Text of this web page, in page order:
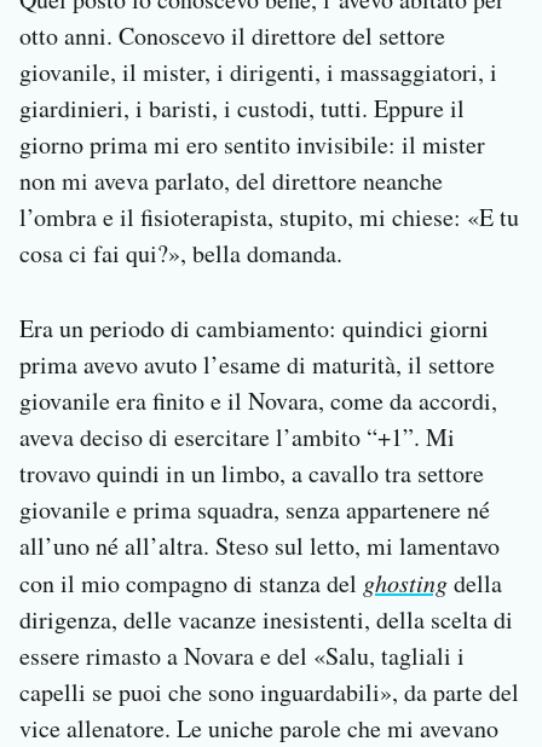
otto anni. Conoscevo il direttore del settore
giovanile, il mister, i dirigenti, i massaggiatori, i
giardinieri, i baristi, i custodi, tutti. Eppure il
giorno prima mi ero sentito invisibile: il mister
non mi aveva parlato, del direttore neanche
l’ombra e il fisioterapista, stupito, mi chiese: «E tu
cosa ci fai qui?», bella domanda.
Era un periodo di cambiamento: quindici giorni
prima avevo avuto l’esame di maturità, il settore
giovanile era finito e il Novara, come da accordi,
aveva deciso di esercitare l’ambito “+1”. Mi
trovavo quindi in un limbo, a cavallo tra settore
giovanile e prima squadra, senza appartenere né
all’uno né all’altra. Steso sul letto, mi lamentavo
con il mio compagno di stanza del ghostingdella
dirigenza, delle vacanze inesistenti, della scelta di
essere rimasto a Novara e del «Salu, tagliali i
capelli se puoi che sono inguardabili», da parte del
vice allenatore. Le uniche parole che mi avevano